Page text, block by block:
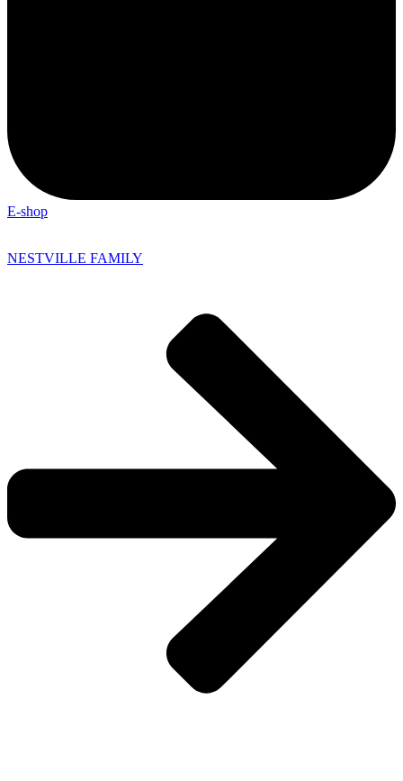
E-shop
NESTVILLE FAMILY